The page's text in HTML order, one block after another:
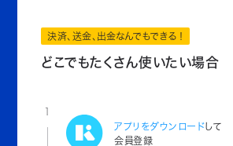
決済、送金、出金なんでもできる！
どこでもたくさん使いたい場合
1
アプリをダウンロードして
会員登録